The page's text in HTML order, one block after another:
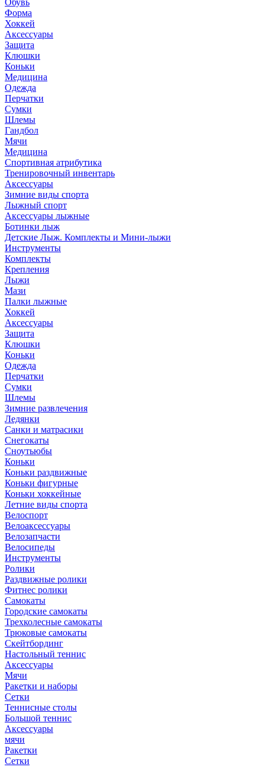
Обувь
Форма
Хоккей
Аксессуары
Защита
Клюшки
Коньки
Медицина
Одежда
Перчатки
Сумки
Шлемы
Гандбол
Мячи
Медицина
Спортивная атрибутика
Тренировочный инвентарь
Аксессуары
Зимние виды спорта
Лыжный спорт
Аксессуары лыжные
Ботинки лыж
Детские Лыж. Комплекты и Мини-лыжи
Инструменты
Комплекты
Крепления
Лыжи
Мази
Палки лыжные
Хоккей
Аксессуары
Защита
Клюшки
Коньки
Одежда
Перчатки
Сумки
Шлемы
Зимние развлечения
Ледянки
Санки и матрасики
Снегокаты
Сноутьюбы
Коньки
Коньки раздвижные
Коньки фигурные
Коньки хоккейные
Летние виды спорта
Велоспорт
Велоаксессуары
Велозапчасти
Велосипеды
Инструменты
Ролики
Раздвижные ролики
Фитнес ролики
Самокаты
Городские самокаты
Трехколесные самокаты
Трюковые самокаты
Скейтбординг
Настольный теннис
Аксессуары
Мячи
Ракетки и наборы
Сетки
Теннисные столы
Большой теннис
Аксессуары
мячи
Ракетки
Сетки